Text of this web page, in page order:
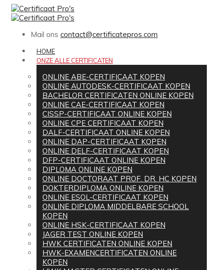
Mail ons contact@certificatepros.com
HOME
ONZE ALLE CERTIFICATEN
ONLINE ABE-CERTIFICAAT KOPEN
ONLINE AUTODESK-CERTIFICAAT KOPEN
BACHELOR CERTIFICATEN ONLINE KOPEN
ONLINE CAE-CERTIFICAAT KOPEN
CISSP-CERTIFICAAT ONLINE KOPEN
ONLINE CPE CERTIFICAAT KOPEN
DALF-CERTIFICAAT ONLINE KOPEN
ONLINE DAP-CERTIFICAAT KOPEN
ONLINE DELF-CERTIFICAAT KOPEN
DFP-CERTIFICAAT ONLINE KOPEN
DIPLOMA ONLINE KOPEN
ONLINE DOCTORAAT PROF. DR. HC KOPEN
DOKTERDIPLOMA ONLINE KOPEN
ONLINE ESOL-CERTIFICAAT KOPEN
ONLINE DIPLOMA MIDDELBARE SCHOOL
KOPEN
ONLINE HSK-CERTIFICAAT KOPEN
JAGER TEST ONLINE KOPEN
HWK CERTIFICATEN ONLINE KOPEN
HWK-EXAMENCERTIFICATEN ONLINE
KOPEN